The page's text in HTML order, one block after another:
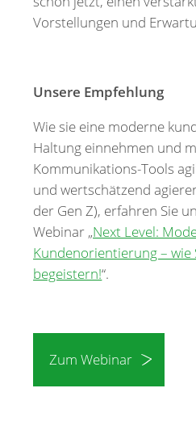
Vorstellungen und
Unsere Empfehlung
Wie sie eine moderne
Haltung einnehmen und
Kommunikations-Tools
und wertschätzend
der Gen Z), erfahren Sie
Webinar „Next Level:
Kundenorientierung –
begeistern!“.
Zum Webinar